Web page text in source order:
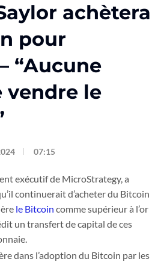
achètera
pour
“Aucune
vendre le
07:15
exécutif de MicroStrategy, a
continuerait d’acheter du Bitcoin
le Bitcoin comme supérieur à l’or
un transfert de capital de ces
dans l’adoption du Bitcoin par les